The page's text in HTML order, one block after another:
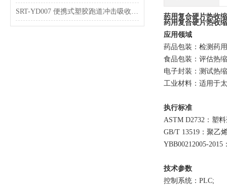
SRT-YD007 便携式塑胶跑道冲击吸收及垂直变形试验仪介绍 操作简单
药用复合硬片热收
药用复合硬片热收
应用领域
药品包装：检测药
食品包装：评估热
电子封装：测试热
工业材料：适用于
执行标准
ASTM D2732：塑
GB/T 13519：聚乙
YBB00212005-
技术参数
控制系统：PLC;